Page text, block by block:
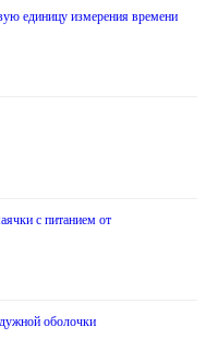
единицу измерения времени
с питанием от
оболочки